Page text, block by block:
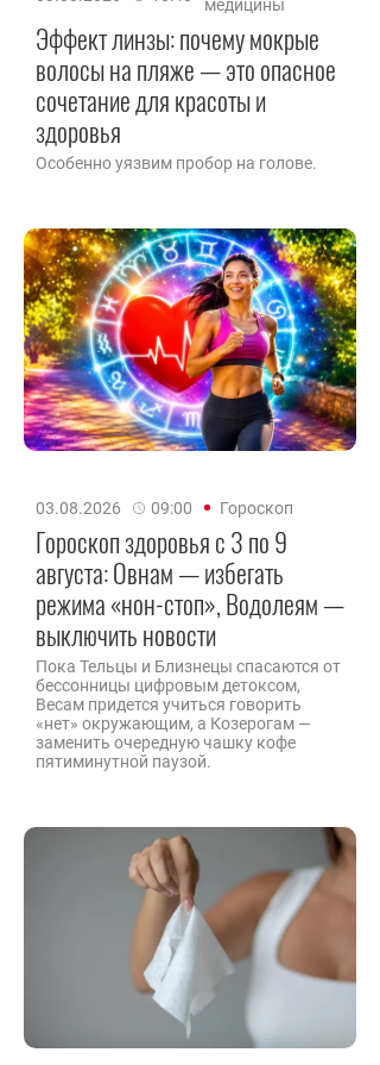
медицины
Эффект линзы: почему мокрые
волосы на пляже — это опасное
сочетание для красоты и
здоровья
Особенно уязвим пробор на голове.
03.08.2026 09:00 Гороскоп
Гороскоп здоровья с 3 по 9
августа: Овнам — избегать
режима «нон-стоп», Водолеям —
выключить новости
Пока Тельцы и Близнецы спасаются от
бессонницы цифровым детоксом,
Весам придется учиться говорить
«нет» окружающим, а Козерогам —
заменить очередную чашку кофе
пятиминутной паузой.